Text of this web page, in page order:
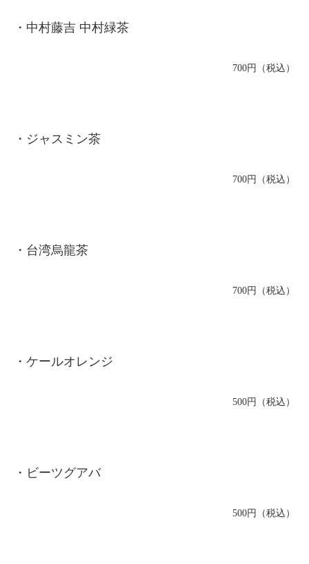
・中村藤吉 中村緑茶
700円（税込）
・ジャスミン茶
700円（税込）
・台湾烏龍茶
700円（税込）
・ケールオレンジ
500円（税込）
・ビーツグアバ
500円（税込）